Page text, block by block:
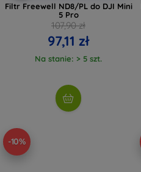
Filtr Freewell ND8/PL do DJI Mini
5 Pro
107,90 zł
97,11 zł
Na stanie: > 5 szt.
-10%